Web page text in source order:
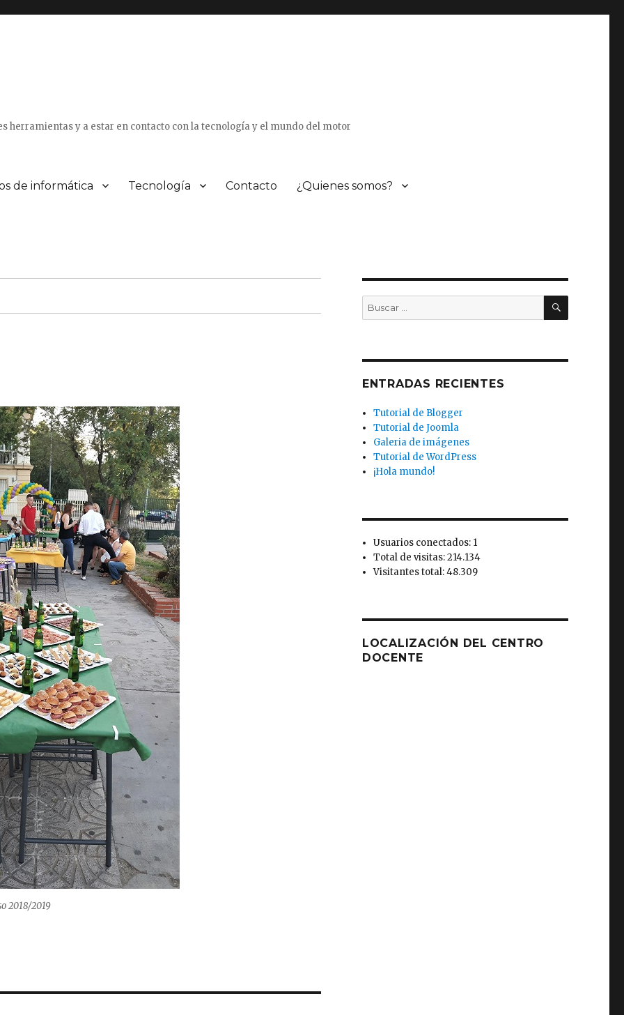
herramientas y a estar en contacto con la tecnología y el mundo del motor
de informática Tecnología Contacto ¿Quienes somos?
2018/2019
Buscar
por:
BUSCAR
ENTRADAS RECIENTES
Tutorial de Blogger
Tutorial de Joomla
Galeria de imágenes
Tutorial de WordPress
¡Hola mundo!
Usuarios conectados: 1
Total de visitas: 214.134
Visitantes total: 48.309
LOCALIZACIÓN DEL CENTRO
DOCENTE